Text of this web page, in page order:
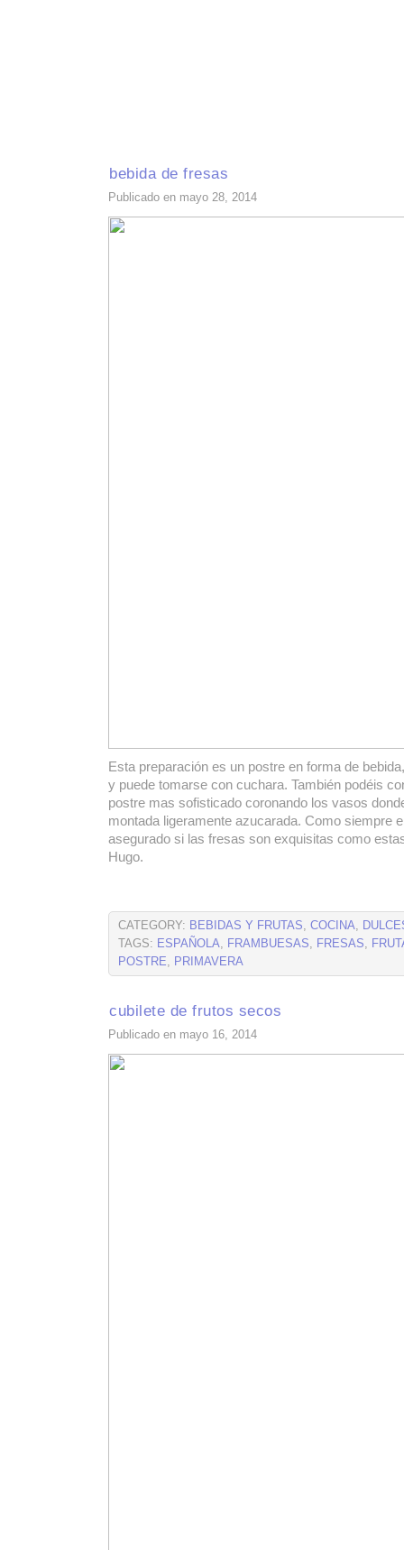
bebida de fresas
Publicado en mayo 28, 2014
Esta preparación es un postre en forma de
y puede tomarse con cuchara. También podéis
postre mas sofisticado coronando los vasos
montada ligeramente azucarada. Como siempre
asegurado si las fresas son exquisitas como
Hugo.
CATEGORY: BEBIDAS Y FRUTAS, COCINA,
TAGS: ESPAÑOLA, FRAMBUESAS, FRESAS,
POSTRE, PRIMAVERA
cubilete de frutos secos
Publicado en mayo 16, 2014